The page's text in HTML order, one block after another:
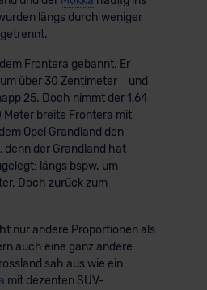
längs durch weniger
Frontera gebannt. Er
über 30 Zentimeter – und
25. Doch nimmt der 1,64
Meter breite Frontera mit
Opel Grandland den
denn der Grandland hat
längs bspw. um
Doch zurück zum
nur andere Proportionen als
auch eine ganz andere
sah aus wie ein
mit dezenten SUV-